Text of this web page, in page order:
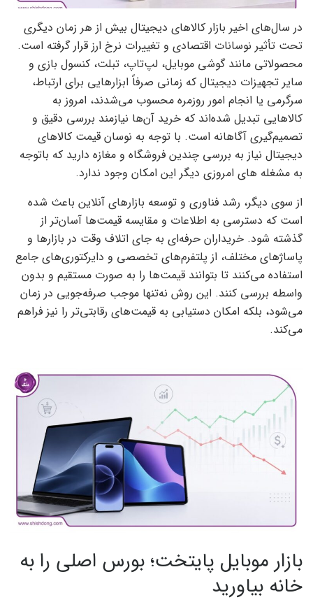
در سال‌های اخیر بازار کالاهای دیجیتال بیش از هر زمان دیگری
تحت تأثیر نوسانات اقتصادی و تغییرات نرخ ارز قرار گرفته است.
محصولاتی مانند گوشی موبایل، لپ‌تاپ، تبلت، کنسول بازی و
سایر تجهیزات دیجیتال که زمانی صرفاً ابزارهایی برای ارتباط،
سرگرمی یا انجام امور روزمره محسوب می‌شدند، امروز به
کالاهایی تبدیل شده‌اند که خرید آن‌ها نیازمند بررسی دقیق و
تصمیم‌گیری آگاهانه است. با توجه به نوسان قیمت کالاهای
دیجیتال نیاز به بررسی چندین فروشگاه و مغازه دارید که باتوجه
به مشغله های امروزی دیگر این امکان وجود ندارد.
از سوی دیگر، رشد فناوری و توسعه بازارهای آنلاین باعث شده
است که دسترسی به اطلاعات و مقایسه قیمت‌ها آسان‌تر از
گذشته شود. خریداران حرفه‌ای به جای اتلاف وقت در بازارها و
پاساژهای مختلف، از پلتفرم‌های تخصصی و دایرکتوری‌های جامع
استفاده می‌کنند تا بتوانند قیمت‌ها را به صورت مستقیم و بدون
واسطه بررسی کنند. این روش نه‌تنها موجب صرفه‌جویی در زمان
می‌شود، بلکه امکان دستیابی به قیمت‌های رقابتی‌تر را نیز فراهم
می‌کند.
بازار موبایل پایتخت؛ بورس اصلی را به
خانه بیاورید